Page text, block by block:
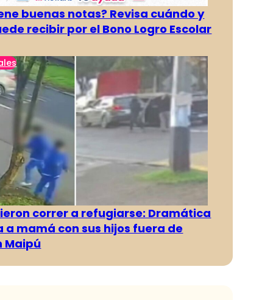
buenas notas? Revisa cuándo y
recibir por el Bono Logro Escolar
correr a refugiarse: Dramática
a mamá con sus hijos fuera de
Maipú